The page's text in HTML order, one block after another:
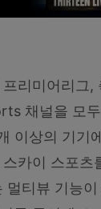
리미어리그,
채널을 모
이상의 기기
카이 스포츠
멀티뷰 기능